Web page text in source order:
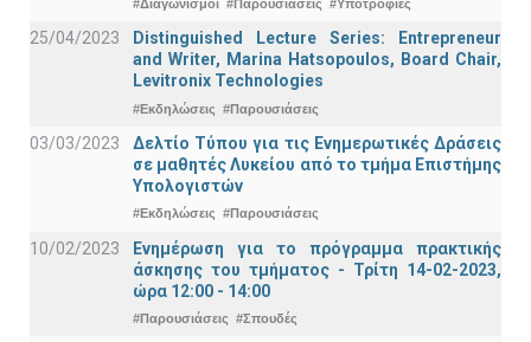
#Διαγωνισμοί #Παρουσιάσεις #Υποτροφίες
25/04/2023
Distinguished Lecture Series: Entrepreneur
and Writer, Marina Hatsopoulos, Board Chair,
Levitronix Technologies
#Εκδηλώσεις #Παρουσιάσεις
03/03/2023
Δελτίο Τύπου για τις Ενημερωτικές Δράσεις
σε μαθητές Λυκείου από το τμήμα Επιστήμης
Υπολογιστών
#Εκδηλώσεις #Παρουσιάσεις
10/02/2023
Ενημέρωση για το πρόγραμμα πρακτικής
άσκησης του τμήματος - Τρίτη 14-02-2023,
ώρα 12:00 - 14:00
#Παρουσιάσεις #Σπουδές